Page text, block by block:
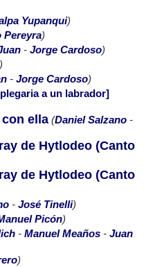
Yupanqui)
Pereyra)
- Jorge Cardoso)
)
- Jorge Cardoso)
a un labrador]
ella (Daniel Salzano -
de Hytlodeo (Canto
de Hytlodeo (Canto
- José Tinelli)
Picón)
- Manuel Meaños - Juan
)